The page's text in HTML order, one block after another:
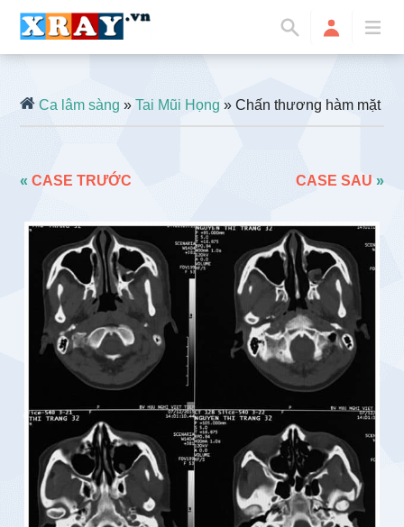
Ca lâm sàng »Tai Mũi Họng » Chấn thương hàm mặt
«CASE TRƯỚC CASE SAU »